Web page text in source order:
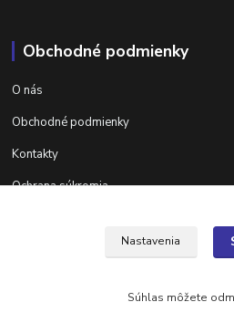
Obchodné podmienky
O nás
Obchodné podmienky
Kontakty
Ochrana súkromia
Nastavenia
Súhlas môžete